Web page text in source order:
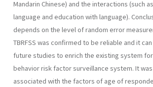
Mandarin Chinese) and the interactions (such
language and education with language).
depends on the level of random error
TBRFSS was confirmed to be reliable and it
future studies to enrich the existing system
behavior risk factor surveillance system. It
associated with the factors of age of